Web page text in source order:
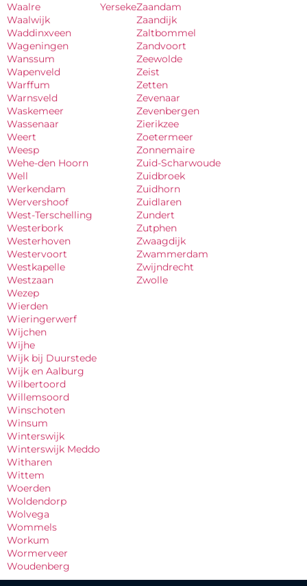
Waalre
Waalwijk
Waddinxveen
Wageningen
Wanssum
Wapenveld
Warffum
Warnsveld
Waskemeer
Wassenaar
Weert
Weesp
Wehe-den Hoorn
Well
Werkendam
Wervershoof
West-Terschelling
Westerbork
Westerhoven
Westervoort
Westkapelle
Westzaan
Wezep
Wierden
Wieringerwerf
Wijchen
Wijhe
Wijk bij Duurstede
Wijk en Aalburg
Wilbertoord
Willemsoord
Winschoten
Winsum
Winterswijk
Winterswijk Meddo
Witharen
Wittem
Woerden
Woldendorp
Wolvega
Wommels
Workum
Wormerveer
Woudenberg
YersekeZaandam
Zaandijk
Zaltbommel
Zandvoort
Zeewolde
Zeist
Zetten
Zevenaar
Zevenbergen
Zierikzee
Zoetermeer
Zonnemaire
Zuid-Scharwoude
Zuidbroek
Zuidhorn
Zuidlaren
Zundert
Zutphen
Zwaagdijk
Zwammerdam
Zwijndrecht
Zwolle